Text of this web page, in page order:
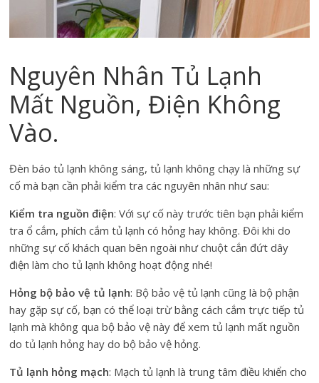
Nguyên Nhân Tủ Lạnh
Mất Nguồn, Điện Không
Vào.
Đèn báo tủ lạnh không sáng, tủ lạnh không chạy là những sự
cố mà bạn cần phải kiểm tra các nguyên nhân như sau:
Kiểm tra nguồn điện: Với sự cố này trước tiên bạn phải kiểm
tra ổ cắm, phích cắm tủ lạnh có hỏng hay không. Đôi khi do
những sự cố khách quan bên ngoài như chuột cắn đứt dây
điện làm cho tủ lạnh không hoạt động nhé!
Hỏng bộ bảo vệ tủ lạnh: Bộ bảo vệ tủ lạnh cũng là bộ phận
hay gặp sự cố, bạn có thể loại trừ bằng cách cắm trực tiếp tủ
lạnh mà không qua bộ bảo vệ này để xem tủ lạnh mất nguồn
do tủ lạnh hỏng hay do bộ bảo vệ hỏng.
Tủ lạnh hỏng mạch: Mạch tủ lạnh là trung tâm điều khiển cho